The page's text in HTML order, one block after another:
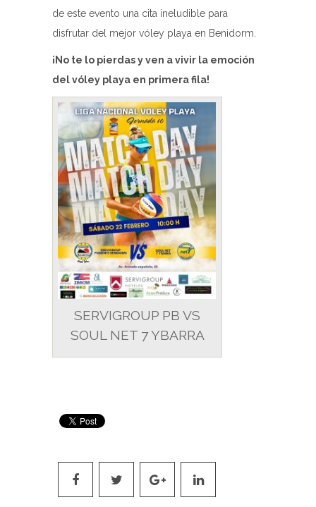
de este evento una cita ineludible para
disfrutar del mejor vóley playa en Benidorm.
¡No te lo pierdas y ven a vivir la emoción
del vóley playa en primera fila!
SERVIGROUP PB VS
SOUL NET 7 YBARRA